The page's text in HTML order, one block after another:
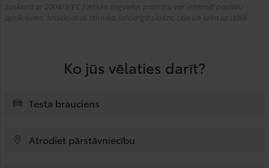
Saskaņā ar 2004/3/EC faktisko degvielas patēriņu var ietekmēt papildu
aprīkojums, braukšanas tehnika, lietderīgā slodze, ceļa un laika apstākļi.
Ko jūs vēlaties darīt?
Testa brauciens
Atrodiet pārstāvniecību